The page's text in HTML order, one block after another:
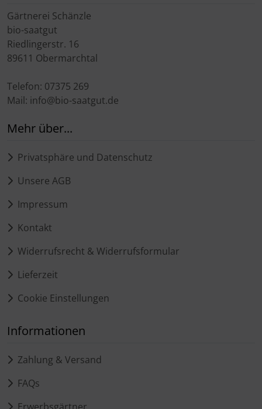
Gärtnerei Schänzle
bio-saatgut
Riedlingerstr. 16
89611 Obermarchtal
Telefon: 07375 269
Mail: info@bio-saatgut.de
Mehr über...
Privatsphäre und Datenschutz
Unsere AGB
Impressum
Kontakt
Widerrufsrecht & Widerrufsformular
Lieferzeit
Cookie Einstellungen
Informationen
Zahlung & Versand
FAQs